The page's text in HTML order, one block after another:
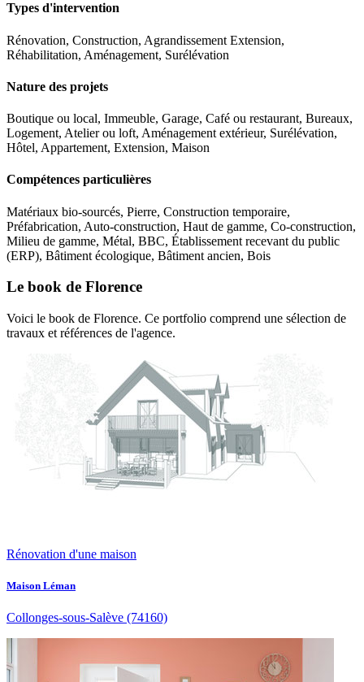
Types d'intervention
Rénovation, Construction, Agrandissement Extension,
Réhabilitation, Aménagement, Surélévation
Nature des projets
Boutique ou local, Immeuble, Garage, Café ou restaurant, Bureaux,
Logement, Atelier ou loft, Aménagement extérieur, Surélévation,
Hôtel, Appartement, Extension, Maison
Compétences particulières
Matériaux bio-sourcés, Pierre, Construction temporaire,
Préfabrication, Auto-construction, Haut de gamme, Co-construction,
Milieu de gamme, Métal, BBC, Établissement recevant du public
(ERP), Bâtiment écologique, Bâtiment ancien, Bois
Le book de Florence
Voici le book de Florence. Ce portfolio comprend une sélection de
travaux et références de l'agence.
Rénovation d'une maison
Maison Léman
Collonges-sous-Salève (74160)